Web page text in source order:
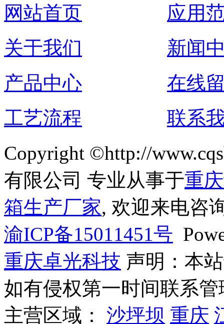
网站首页
应用
关于我们
新闻
产品中心
在线
工艺流程
联系
Copyright ©http://
有限公司 专业从事于重
箱生产厂家, 欢迎来电咨
渝ICP备15011451号
重庆卓光科技 声明：本
如有侵权第一时间联系
主营区域： 沙坪坝 重庆